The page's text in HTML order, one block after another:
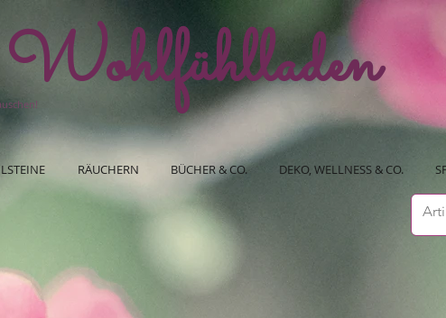
RÄUCHERN BÜCHER & CO. DEKO, WELLNESS & CO.